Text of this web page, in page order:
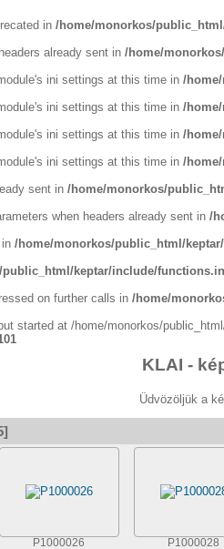
in /home/monorkos/
already sent in /home/
ini settings at this time in /
ini settings at this time in /
ini settings at this time in /
ini settings at this time in /
sent in /home/monorkos/
when headers already sent in /
/home/monorkos/public_html/
keptar/include/
on further calls in /home/
started at /home/monorkos/
KLAI -
Üdvözöljük a
P1000026 P1000028